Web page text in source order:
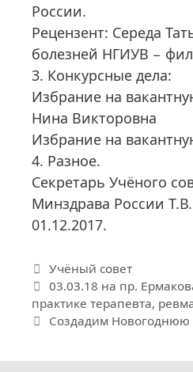
России.
Рецензент: Середа
болезней НГИУВ −
3. Конкурсные дела:
Избрание на
Нина Викторовна
Избрание на
4. Разное.
Секретарь Учёного
Минздрава России
01.12.2017.
Рубрики
Учёный совет
03.03.18 на пр.
практике терапевта,
Создадим Новогоднюю